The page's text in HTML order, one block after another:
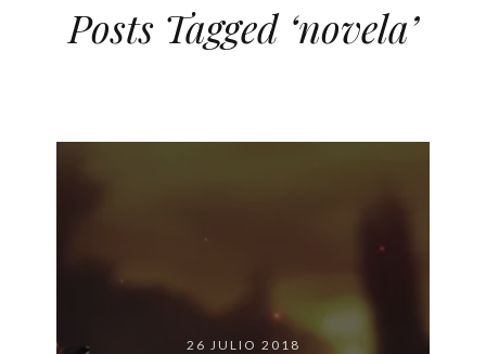
Posts Tagged ‘novela’
26 JULIO 2018